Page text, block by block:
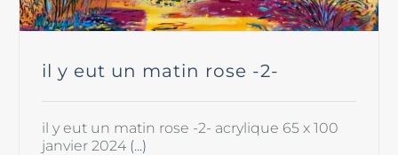
il y eut un matin rose -2-
il y eut un matin rose -2- acrylique 65 x 100
janvier 2024 (...)